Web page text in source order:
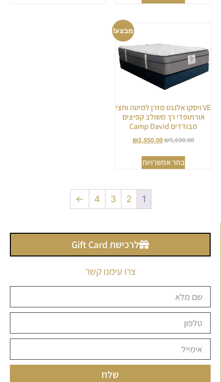
מבצע!
VE ויסקו אלגנט מזרן למיטה וחצי
אורתופדי רך משולב קפיצים
מבודדים Camp David
₪5,690.00
₪2,950.00
בחר אפשרויות
1
2
3
4
←
לרכישת Gift Card
צרו עימנו קשר
שלח